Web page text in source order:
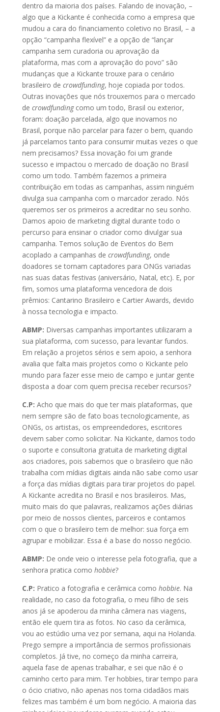
dentro da maioria dos países. Falando de inovação, –
algo que a Kickante é conhecida como a empresa que
mudou a cara do financiamento coletivo no Brasil, – a
opção “campanha flexível” e a opção de “lançar
campanha sem curadoria ou aprovação da
plataforma, mas com a aprovação do povo” são
mudanças que a Kickante trouxe para o cenário
brasileiro de crowdfunding, hoje copiada por todos.
Outras inovações que nós trouxemos para o mercado
de crowdfundingcomo um todo, Brasil ou exterior,
foram: doação parcelada, algo que inovamos no
Brasil, porque não parcelar para fazer o bem, quando
já parcelamos tanto para consumir muitas vezes o que
nem precisamos? Essa inovação foi um grande
sucesso e impactou o mercado de doação no Brasil
como um todo. Também fazemos a primeira
contribuição em todas as campanhas, assim ninguém
divulga sua campanha com o marcador zerado. Nós
queremos ser os primeiros a acreditar no seu sonho.
Damos apoio de marketing digital durante todo o
percurso para ensinar o criador como divulgar sua
campanha. Temos solução de Eventos do Bem
acoplado a campanhas de crowdfunding, onde
doadores se tornam captadores para ONGs variadas
nas suas datas festivas (aniversário, Natal, etc). E, por
fim, somos uma plataforma vencedora de dois
prêmios: Cantarino Brasileiro e Cartier Awards, devido
à nossa tecnologia e impacto.
ABMP: Diversas campanhas importantes utilizaram a
sua plataforma, com sucesso, para levantar fundos.
Em relação a projetos sérios e sem apoio, a senhora
avalia que falta mais projetos como o Kickante pelo
mundo para fazer esse meio de campo e juntar gente
disposta a doar com quem precisa receber recursos?
C.P: Acho que mais do que ter mais plataformas, que
nem sempre são de fato boas tecnologicamente, as
ONGs, os artistas, os empreendedores, escritores
devem saber como solicitar. Na Kickante, damos todo
o suporte e consultoria gratuita de marketing digital
aos criadores, pois sabemos que o brasileiro que não
trabalha com mídias digitais ainda não sabe como usar
a força das mídias digitais para tirar projetos do papel.
A Kickante acredita no Brasil e nos brasileiros. Mas,
muito mais do que palavras, realizamos ações diárias
por meio de nossos clientes, parceiros e contamos
com o que o brasileiro tem de melhor: sua força em
agrupar e mobilizar. Essa é a base do nosso negócio.
ABMP: De onde veio o interesse pela fotografia, que a
senhora pratica como hobbie?
C.P: Pratico a fotografia e cerâmica como hobbie. Na
realidade, no caso da fotografia, o meu filho de seis
anos já se apoderou da minha câmera nas viagens,
então ele quem tira as fotos. No caso da cerâmica,
vou ao estúdio uma vez por semana, aqui na Holanda.
Prego sempre a importância de sermos profissionais
completos. Já tive, no começo da minha carreira,
aquela fase de apenas trabalhar, e sei que não é o
caminho certo para mim. Ter hobbies, tirar tempo para
o ócio criativo, não apenas nos torna cidadãos mais
felizes mas também é um bom negócio. A maioria das